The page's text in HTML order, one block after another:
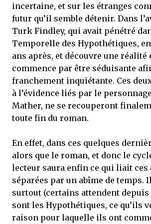
incertaine, et sur les étranges
futur qu’il semble détenir. Dans
Turk Findley, qui avait pénétré
Temporelle des Hypothétiques,
ans après, et découvre une réalité
commence par être séduisante
franchement inquiétante. Ces
à l’évidence liés par le
Mather, ne se recouperont
toute fin du roman.
En effet, dans ces quelques
alors que le roman, et donc le
lecteur saura enfin ce qui liait
séparées par un abîme de temps.
surtout (certains attendent depuis
sont les Hypothétiques, ce qu’ils
raison pour laquelle ils ont